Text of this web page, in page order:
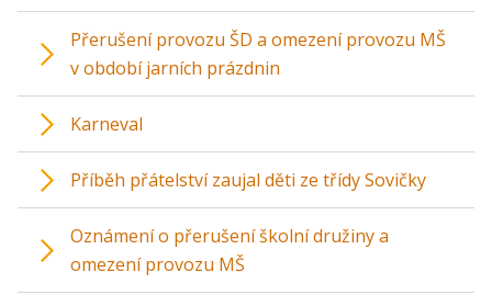
Přerušení provozu ŠD a omezení provozu MŠ
v období jarních prázdnin
Karneval
Příběh přátelství zaujal děti ze třídy Sovičky
Oznámení o přerušení školní družiny a
omezení provozu MŠ